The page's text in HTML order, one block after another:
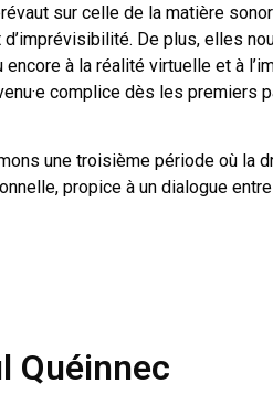
sur celle de la matière
De plus, elles
encore à la réalité virtuelle et à
complice dès les premiers
une troisième période où la
propice à un dialogue
Quéinnec